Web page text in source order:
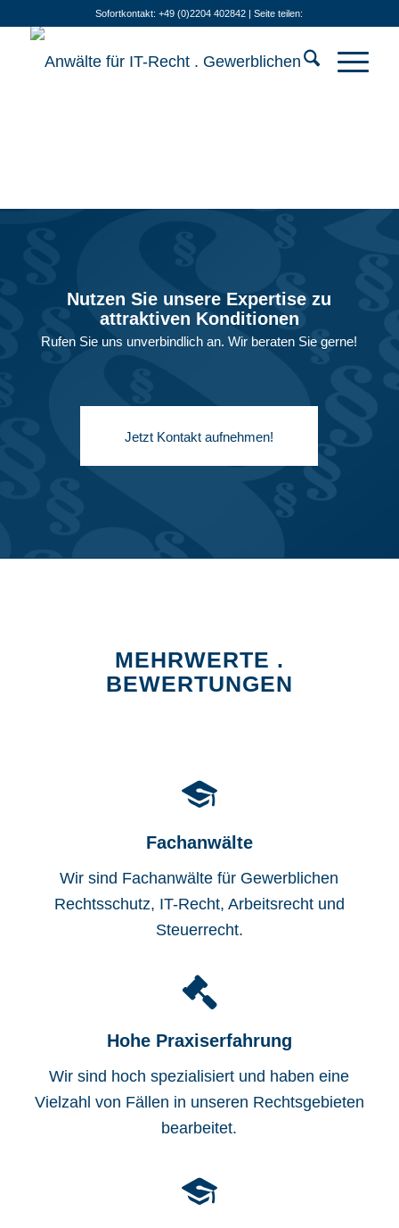
Sofortkontakt: +49 (0)2204 402842 | Seite teilen:
Nutzen Sie unsere Expertise zu
attraktiven Konditionen
Rufen Sie uns unverbindlich an. Wir beraten Sie gerne!
Jetzt Kontakt aufnehmen!
MEHRWERTE .
BEWERTUNGEN
Fachanwälte
Wir sind Fachanwälte für Gewerblichen
Rechtsschutz, IT-Recht, Arbeitsrecht und
Steuerrecht.
Hohe Praxiserfahrung
Wir sind hoch spezialisiert und haben eine
Vielzahl von Fällen in unseren Rechtsgebieten
bearbeitet.